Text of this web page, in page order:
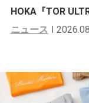
HOKA『TOR
ニュース